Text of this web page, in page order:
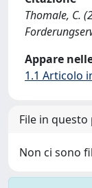
Thomale, C.
Appare
1.1 Articolo
File in
Non ci sono